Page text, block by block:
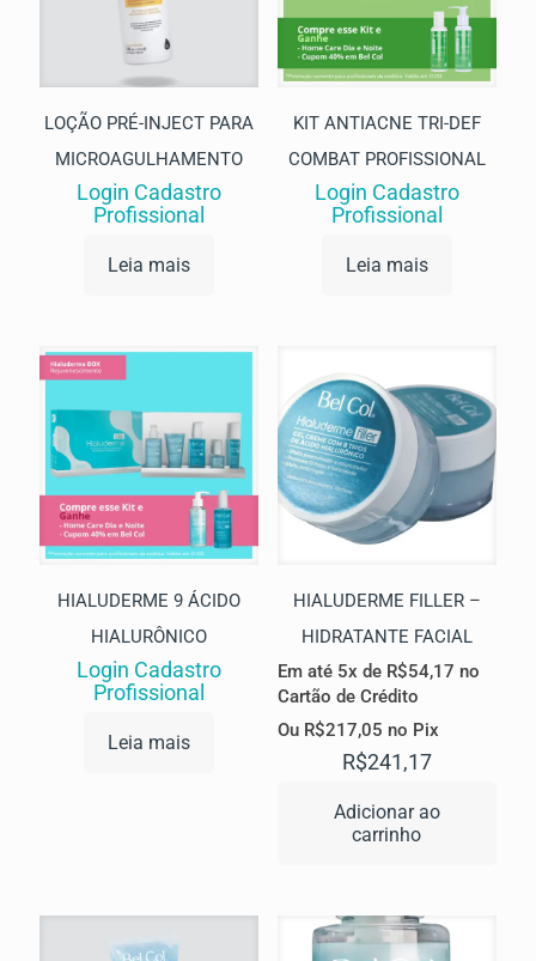
LOÇÃO PRÉ-INJECT PARA
MICROAGULHAMENTO
Login Cadastro
Profissional
Leia mais
KIT ANTIACNE TRI-DEF
COMBAT PROFISSIONAL
Login Cadastro
Profissional
Leia mais
HIALUDERME 9 ÁCIDO
HIALURÔNICO
Login Cadastro
Profissional
Leia mais
HIALUDERME FILLER –
HIDRATANTE FACIAL
Em até 5x de R$54,17 no
Cartão de Crédito
Ou R$217,05 no Pix
R$241,17
Adicionar ao
carrinho